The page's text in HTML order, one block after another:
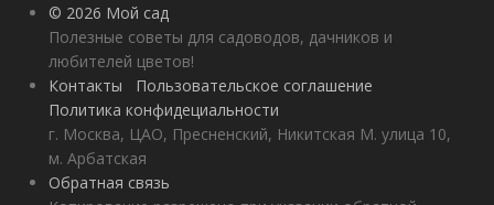
© 2026 Мой сад
Полезные советы для садоводов, дачников и
любителей цветов!
Контакты
Пользовательское соглашение
Политика конфидециальности
г. Москва, ЦАО, Пресненский, Никитская М. улица 10,
м. Арбатская
Обратная связь